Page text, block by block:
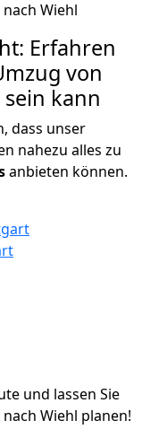
Erfahren
von
kann
dass unser
nahezu alles zu
anbieten können.
und lassen Sie
Wiehl planen!